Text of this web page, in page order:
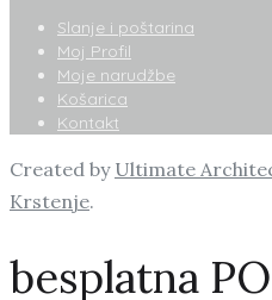
Slanje i poštarina
Moj Profil
Moje narudžbe
Košarica
Kontakt
Created by Ultimate
Krstenje.
besplatna